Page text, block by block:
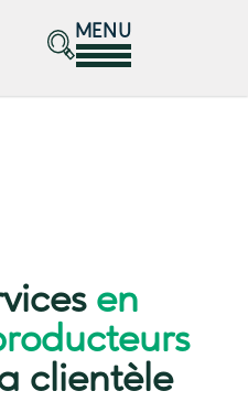
MENU
en
clientèle